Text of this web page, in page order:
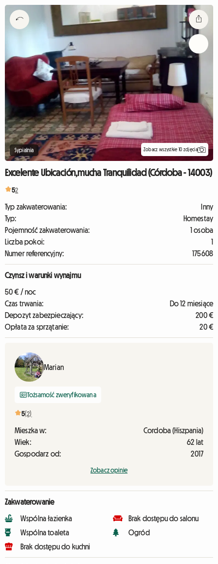
Sypialnia Zobacz wszystkie 10 zdjęcia
Excelente Ubicación,mucha Tranquilidad (Córdoba - 14003)
52
Typ zakwaterowania:
Inny
Typ:
Homestay
Pojemność zakwaterowania:
1 osoba
Liczba pokoi:
1
Numer referencyjny:
175608
Czynsz i warunki wynajmu
50 € / noc
Czas trwania:
Do 12 miesiące
Depozyt zabezpieczający:
200 €
Opłata za sprzątanie:
20 €
Marian
Tożsamość zweryfikowana
5(2)
Mieszka w:
Cordoba (Hiszpania)
Wiek:
62 lat
Gospodarz od:
2017
Zobacz opinie
Zakwaterowanie
Wspólna łazienka
Wspólna toaleta
Brak dostępu do kuchni
Brak dostępu do salonu
Ogród